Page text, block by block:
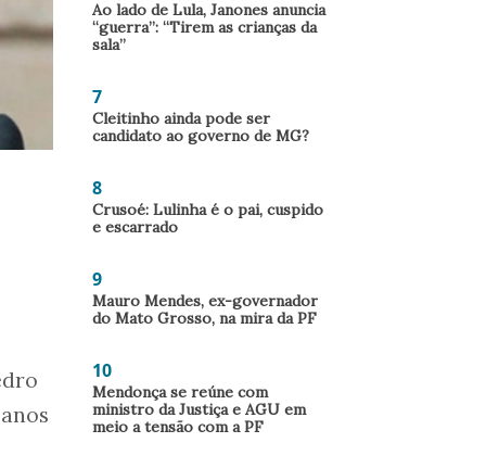
Ao lado de Lula, Janones anuncia
“guerra”: “Tirem as crianças da
sala”
7
Cleitinho ainda pode ser
candidato ao governo de MG?
8
Crusoé: Lulinha é o pai, cuspido
e escarrado
9
Mauro Mendes, ex-governador
do Mato Grosso, na mira da PF
10
Mendonça se reúne com
ministro da Justiça e AGU em
meio a tensão com a PF